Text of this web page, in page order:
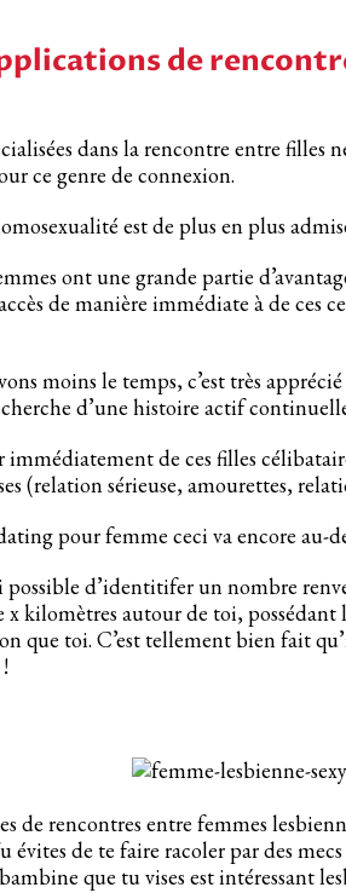
de
dans la rencontre entre filles
ce genre de connexion.
est de plus en plus
ont une grande partie
de manière immédiate à de ces
moins le temps, c’est très
d’une histoire actif
de ces filles
(relation sérieuse, amourettes,
pour femme ceci va encore au-
d’identitifer un nombre
x kilomètres autour de toi,
que toi. C’est tellement bien fait
de rencontres entre femmes
de te faire racoler par des
que tu vises est intéressant